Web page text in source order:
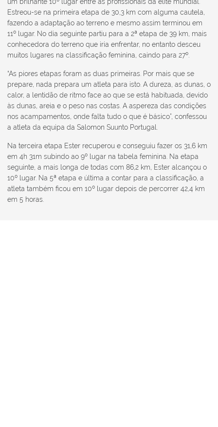
Estreou-se na primeira etapa de 30,3 km com alguma cautela,
fazendo a adaptação ao terreno e mesmo assim terminou em
11º lugar. No dia seguinte partiu para a 2ª etapa de 39 km, mais
conhecedora do terreno que iria enfrentar, no entanto desceu
muitos lugares na classificação feminina, caindo para 27º.
“As piores etapas foram as duas primeiras. Por mais que se
prepare, nada prepara um atleta para isto. A dureza, as dunas, o
calor, a lentidão de ritmo face ao que se está habituada, devido
às dunas, areia e o peso nas costas. A aspereza das condições
nos acampamentos, onde falta tudo o que é básico”, confessou
a atleta da equipa da Salomon Suunto Portugal.
Na terceira etapa Ester recuperou e conseguiu fazer os 31,6 km
em 4h 31m subindo ao 9º lugar na tabela feminina. Na etapa
seguinte, a mais longa de todas com 86,2 km, Ester alcançou o
10º lugar. Na 5ª etapa e última a contar para a classificação, a
atleta também ficou em 10º lugar depois de percorrer 42,4 km
em 5 horas.